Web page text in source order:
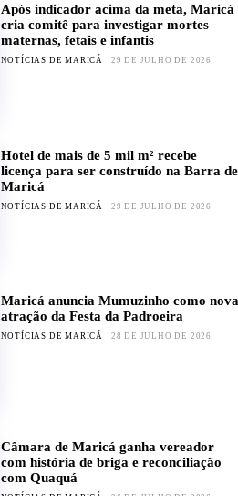
Após indicador acima da meta, Maricá
cria comitê para investigar mortes
maternas, fetais e infantis
NOTÍCIAS DE MARICÁ 29 DE JULHO DE 2026
Hotel de mais de 5 mil m² recebe
licença para ser construído na Barra de
Maricá
NOTÍCIAS DE MARICÁ 29 DE JULHO DE 2026
Maricá anuncia Mumuzinho como nova
atração da Festa da Padroeira
NOTÍCIAS DE MARICÁ 28 DE JULHO DE 2026
Câmara de Maricá ganha vereador
com história de briga e reconciliação
com Quaquá